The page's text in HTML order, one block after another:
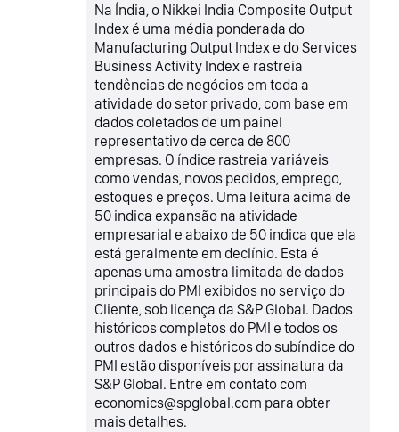
Na Índia, o Nikkei India Composite Output
Index é uma média ponderada do
Manufacturing Output Index e do Services
Business Activity Index e rastreia
tendências de negócios em toda a
atividade do setor privado, com base em
dados coletados de um painel
representativo de cerca de 800
empresas. O índice rastreia variáveis
como vendas, novos pedidos, emprego,
estoques e preços. Uma leitura acima de
50 indica expansão na atividade
empresarial e abaixo de 50 indica que ela
está geralmente em declínio. Esta é
apenas uma amostra limitada de dados
principais do PMI exibidos no serviço do
Cliente, sob licença da S&P Global. Dados
históricos completos do PMI e todos os
outros dados e históricos do subíndice do
PMI estão disponíveis por assinatura da
S&P Global. Entre em contato com
economics@spglobal.com para obter
mais detalhes.